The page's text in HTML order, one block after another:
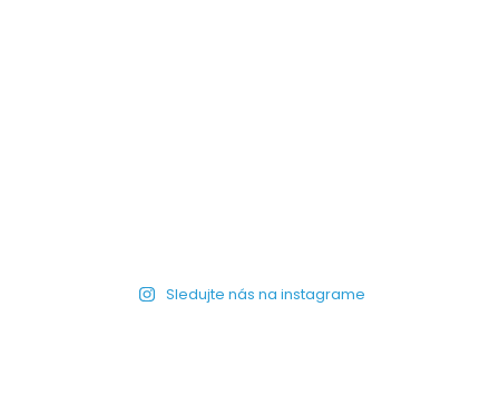
Sledujte nás na instagrame